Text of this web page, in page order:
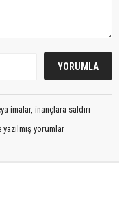
imalar, inançlara saldırı
yorumlar